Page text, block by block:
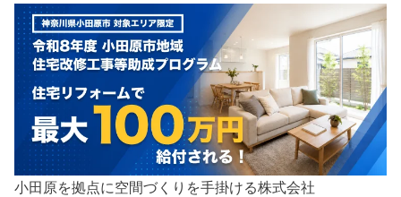
小田原を拠点に空間づくりを手掛ける株式会社